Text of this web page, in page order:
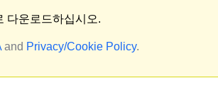
다운로드하십시오.
and Privacy/Cookie Policy.